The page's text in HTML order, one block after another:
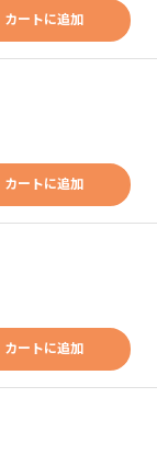
カートに追加
カートに追加
カートに追加